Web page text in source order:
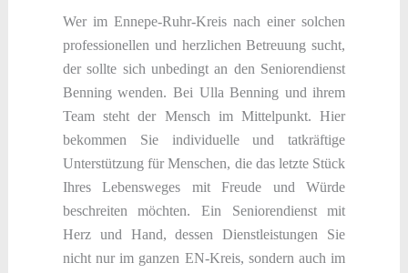
Wer im Ennepe-Ruhr-Kreis nach einer solchen
professionellen und herzlichen Betreuung sucht,
der sollte sich unbedingt an den Seniorendienst
Benning wenden. Bei Ulla Benning und ihrem
Team steht der Mensch im Mittelpunkt. Hier
bekommen Sie individuelle und tatkräftige
Unterstützung für Menschen, die das letzte Stück
Ihres Lebensweges mit Freude und Würde
beschreiten möchten. Ein Seniorendienst mit
Herz und Hand, dessen Dienstleistungen Sie
nicht nur im ganzen EN-Kreis, sondern auch im